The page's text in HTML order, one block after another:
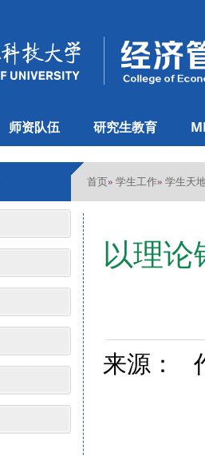
师资队伍 研究生教育
首页» 学生工作» 学生天
以理论
来源：